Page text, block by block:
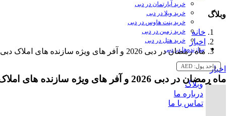
خرید آپارتمان در دبی
خرید ویلا در دبی
خرید پنت هاوس در دبی
خرید زمین در دبی
خرید هتل در دبی
سازنده‌ها در دبی
واحد پول: AED
وبلاگ
درباره ما
تماس با ما
وبلاگ
خانه
اخبار
ماه رمضان در دبی 2026 و آفر های ویژه سازنده های املاک دبی و دیگر کسب و کارها
اخبار
ماه رمضان در دبی 2026 و آفر های ویژه سازنده های املاک دبی و دیگر کسب و کارها